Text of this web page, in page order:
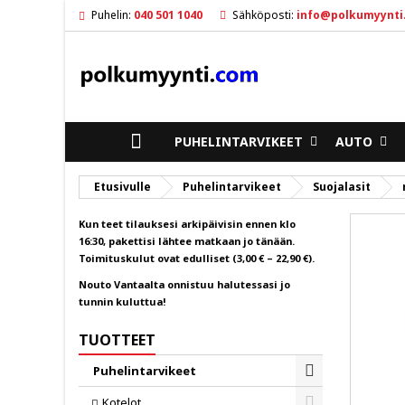
Puhelin: 040 501 1040 Sähköposti:
ETUSIVULLE
PUHELINTARVIKEET AUTO
Etusivulle Puhelintarvikeet Suojalasit
Kun teet tilauksesi arkipäivisin ennen klo
16:30, pakettisi lähtee matkaan jo tänään.
Toimituskulut ovat edulliset (3,00 € – 22,90 €).
Nouto Vantaalta onnistuu halutessasi jo
tunnin kuluttua!
TUOTTEET
Puhelintarvikeet
Toggle